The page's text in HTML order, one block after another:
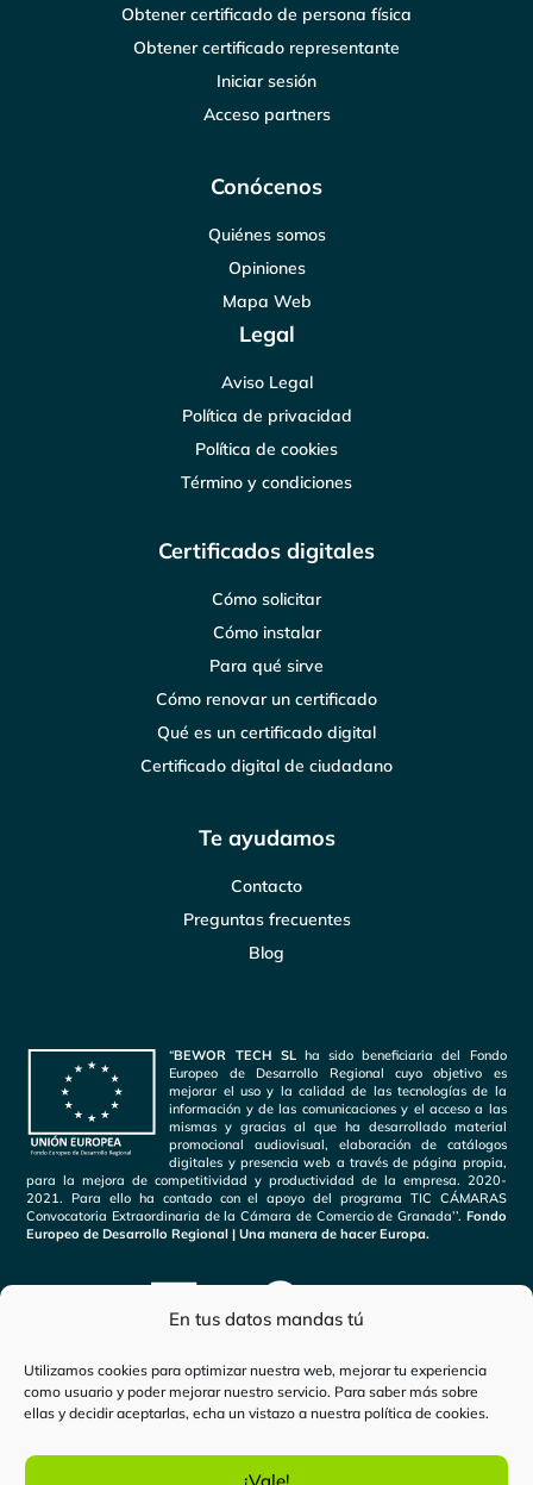
En tus datos mandas tú
Utilizamos cookies para optimizar nuestra web, mejorar tu experiencia
como usuario y poder mejorar nuestro servicio. Para saber más sobre
ellas y decidir aceptarlas, echa un vistazo a nuestra política de cookies.
¡Vale!
Obtener certificado de persona física
Obtener certificado representante
Iniciar sesión
Acceso partners
Conócenos
Quiénes somos
Opiniones
Mapa Web
Legal
Aviso Legal
Política de privacidad
Política de cookies
Término y condiciones
Certificados digitales
Cómo solicitar
Cómo instalar
Para qué sirve
Cómo renovar un certificado
Qué es un certificado digital
Certificado digital de ciudadano
Te ayudamos
Contacto
Preguntas frecuentes
Blog
“BEWOR TECH SLha sido beneficiaria del Fondo
Europeo de Desarrollo Regional cuyo objetivo es
mejorar el uso y la calidad de las tecnologías de la
información y de las comunicaciones y el acceso a las
mismas y gracias al que ha desarrollado material
promocional audiovisual, elaboración de catálogos
digitales y presencia web a través de página propia,
para la mejora de competitividad y productividad de la empresa. 2020-
2021. Para ello ha contado con el apoyo del programa TIC CÁMARAS
Convocatoria Extraordinaria de la Cámara de Comercio de Granada’’. Fondo
Europeo de Desarrollo Regional | Una manera de hacer Europa.